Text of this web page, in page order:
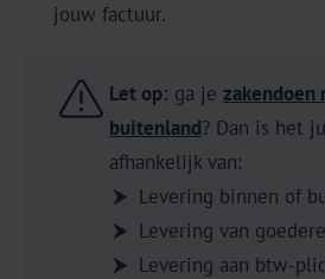
jouw factuur.
Let op: ga je zakendoen
buitenland? Dan is het
afhankelijk van:
Levering binnen of
Levering van
Levering aan btw-